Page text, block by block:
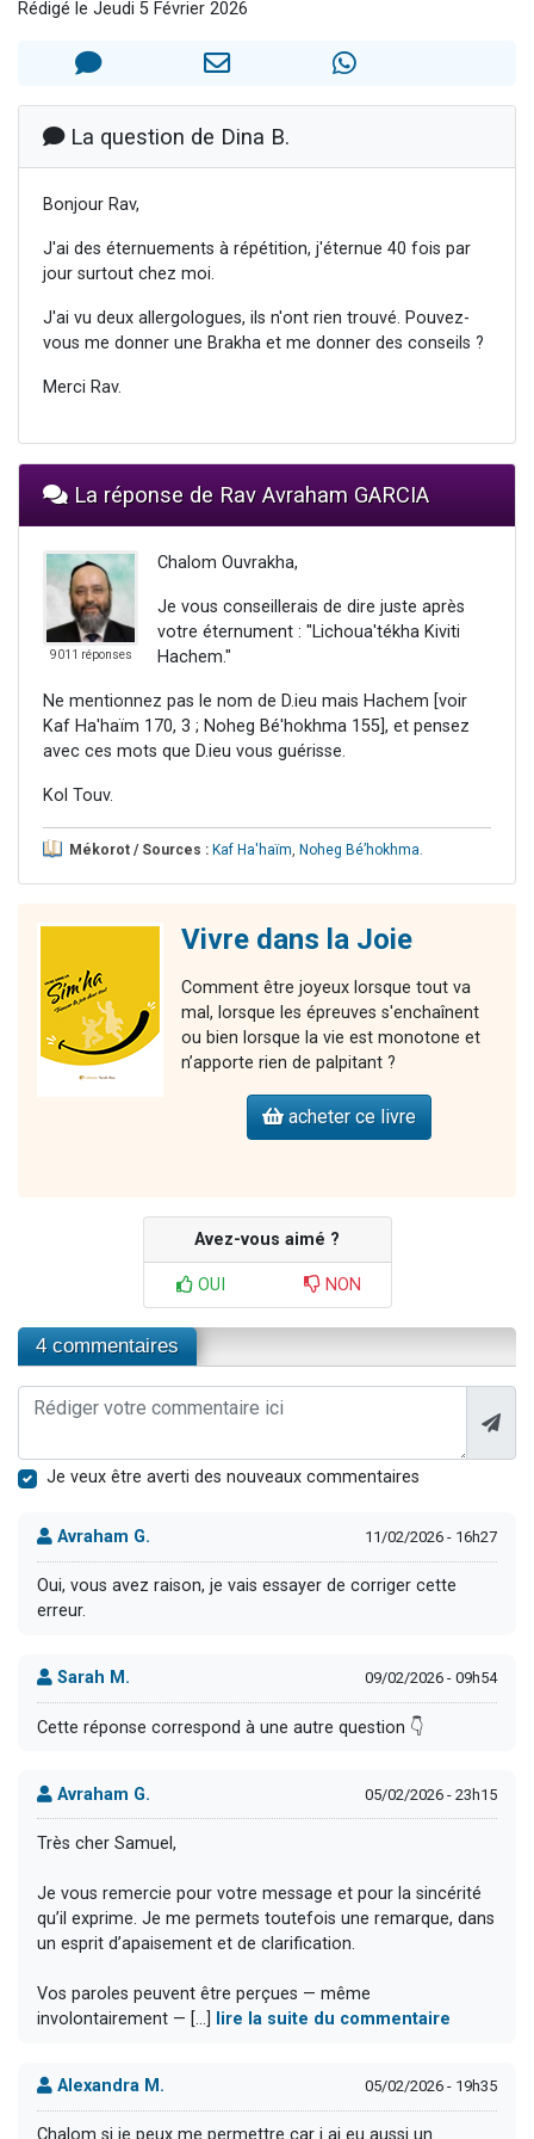
Il reste 49 places pour étudier en groupe sur Zoom
2 nouvelles musiques dans Torah-Box Music
6 personnes viennent de nous rejoindre sur WhatsApp
Rédigé le Jeudi 5 Février 2026
La question de Dina B.
Bonjour Rav,
J'ai des éternuements à répétition, j'éternue 40 fois par
jour surtout chez moi.
J'ai vu deux allergologues, ils n'ont rien trouvé. Pouvez-
vous me donner une Brakha et me donner des conseils ?
Merci Rav.
La réponse de Rav Avraham GARCIA
9011 réponses
Chalom Ouvrakha,
Je vous conseillerais de dire juste après
votre éternument : "Lichoua'tékha Kiviti
Hachem."
Ne mentionnez pas le nom de D.ieu mais Hachem [voir
Kaf Ha'haïm 170, 3 ; Noheg Bé'hokhma 155], et pensez
avec ces mots que D.ieu vous guérisse.
Kol Touv.
Mékorot / Sources : Kaf Ha'haïm, Noheg Bé’hokhma.
Vivre dans la Joie
Comment être joyeux lorsque tout va
mal, lorsque les épreuves s'enchaînent
ou bien lorsque la vie est monotone et
n’apporte rien de palpitant ?
acheter ce livre
Avez-vous aimé ?
OUI NON
4 commentaires
Je veux être averti des nouveaux commentaires
Avraham G. 11/02/2026 - 16h27
Oui, vous avez raison, je vais essayer de corriger cette
erreur.
Sarah M. 09/02/2026 - 09h54
Cette réponse correspond à une autre question 👇
Avraham G. 05/02/2026 - 23h15
Très cher Samuel,
Je vous remercie pour votre message et pour la sincérité
qu’il exprime. Je me permets toutefois une remarque, dans
un esprit d’apaisement et de clarification.
Vos paroles peuvent être perçues — même
involontairement — [...]
lire la suite du commentaire
Alexandra M. 05/02/2026 - 19h35